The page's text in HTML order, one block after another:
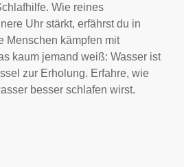
Wie reines
Uhr stärkt, erfährst du in
Menschen kämpfen mit
kaum jemand weiß: Wasser ist
zur Erholung. Erfahre, wie
besser schlafen wirst.